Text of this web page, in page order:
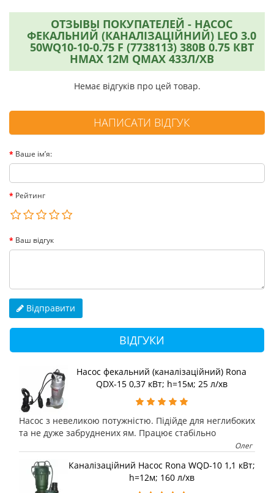
ОТЗЫВЫ ПОКУПАТЕЛЕЙ - НАСОС
ФЕКАЛЬНИЙ (КАНАЛІЗАЦІЙНИЙ) LEO 3.0
50WQ10-10-0.75 F (7738113) 380В 0.75 КВТ
HMAX 12М QMAX 433Л/ХВ
Немає відгуків про цей товар.
НАПИСАТИ ВІДГУК
Ваше ім’я:
Рейтинг
Ваш відгук
Відправити
ВІДГУКИ
Насос фекальний (каналізаційний) Rona
QDX-15 0,37 кВт; h=15м; 25 л/хв
Насос з невеликою потужністю. Підійде для неглибоких
та не дуже забруднених ям. Працює стабільно
Олег
Каналізаційний Насос Rona WQD-10 1,1 кВт;
h=12м; 160 л/хв